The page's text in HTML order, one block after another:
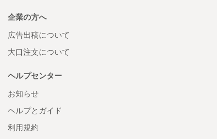
企業の方へ
広告出稿について
大口注文について
ヘルプセンター
お知らせ
ヘルプとガイド
利用規約